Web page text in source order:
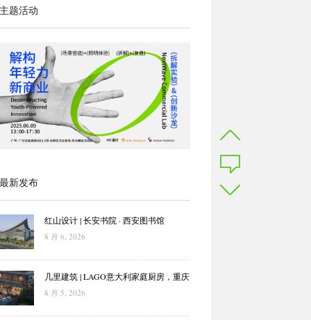
题活动
新发布
红山设计 | 长安书院 · 西安图书馆
8 月 6, 2026
几里建筑 | LAGO意大利家庭厨房，重庆
8 月 5, 2026